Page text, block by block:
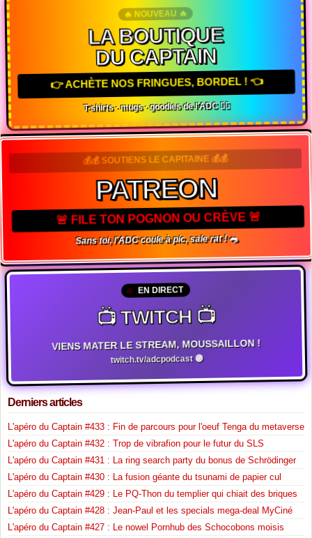
🔥 NOUVEAU 🔥
LA BOUTIQUE
DU CAPTAIN
👉 ACHÈTE NOS FRINGUES, BORDEL ! 👈
T-shirts · mugs · goodies de l'ADC 🏴‍☠️
💰💰 SOUTIENS LE CAPITAINE 💰💰
PATREON
🚨 FILE TON POGNON OU CRÈVE 🚨
Sans toi, l'ADC coule à pic, sale rat ! 🐀
EN DIRECT
📺 TWITCH 📺
VIENS MATER LE STREAM, MOUSSAILLON !
twitch.tv/adcpodcast 🟣
Derniers articles
L'apéro du Captain #433 : Fin de parcours pour l'oeuf Tenga du metaverse
L'apéro du Captain #432 : Trop de vibrafion pour le futur du SLS
L'apéro du Captain #431 : La ring search party du bonus de Schrödinger
L'apéro du Captain #430 : La fusion géante du tsunami de papier cul
L'apéro du Captain #429 : Le PQ-Thon du templier qui chiait des briques
L'apéro du Captain #428 : Jean-Paul et les specials mega-deal MyCiné
L'apéro du Captain #427 : Le nowel Pornhub des Schocobons moisis